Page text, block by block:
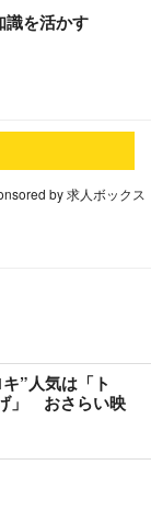
識を活かす
by 求人ボックス
”人気は「ト
」 おさらい映